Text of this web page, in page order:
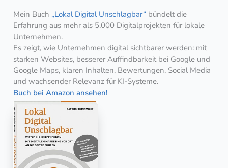
Mein Buch „Lokal Digital Unschlagbar“ bündelt die
Erfahrung aus mehr als 5.000 Digitalprojekten für lokale
Unternehmen.
Es zeigt, wie Unternehmen digital sichtbarer werden: mit
starken Websites, besserer Auffindbarkeit bei Google und
Google Maps, klaren Inhalten, Bewertungen, Social Media
und wachsender Relevanz für KI-Systeme.
Buch bei Amazon ansehen!